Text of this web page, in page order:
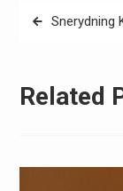
Snerydning
Related